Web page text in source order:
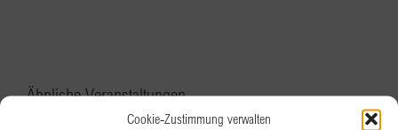
Cookie-Zustimmung verwalten
Ähnliche Veranstaltungen